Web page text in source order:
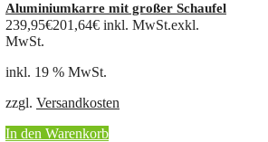
Aluminiumkarre mit großer Schaufel
239,95€201,64€ inkl. MwSt.exkl.
MwSt.
inkl. 19 % MwSt.
zzgl. Versandkosten
In den Warenkorb